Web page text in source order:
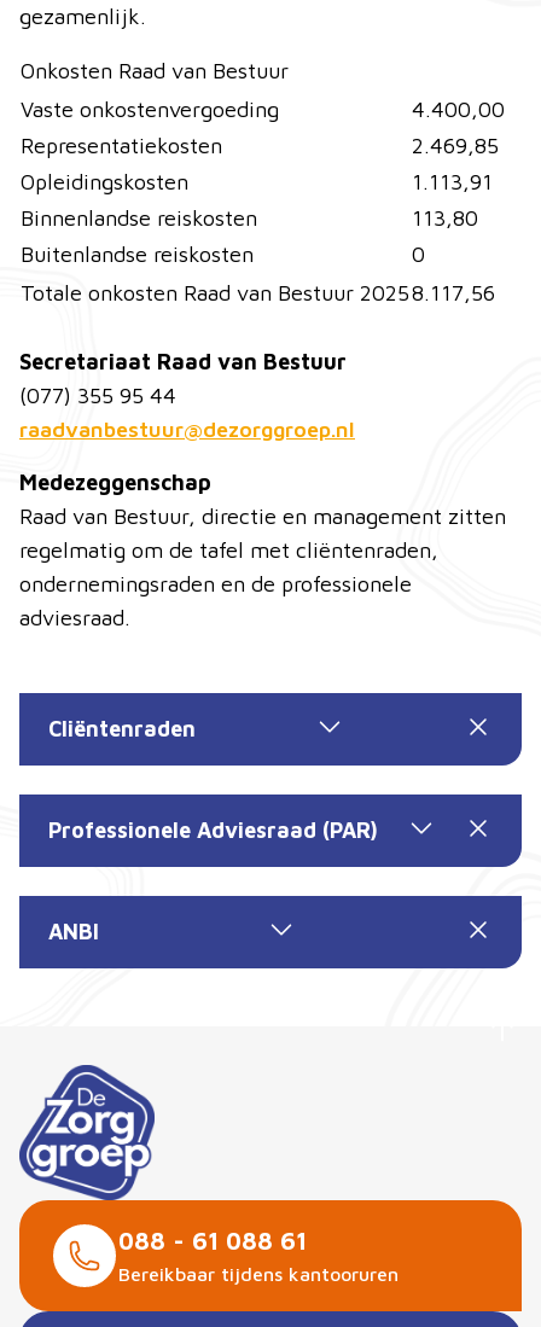
gezamenlijk.
Onkosten Raad van Bestuur
Vaste onkostenvergoeding
4.400,00
Representatiekosten
2.469,85
Opleidingskosten
1.113,91
Binnenlandse reiskosten
113,80
Buitenlandse reiskosten
0
Totale onkosten Raad van Bestuur 20258.117,56
Secretariaat Raad van Bestuur
(077) 355 95 44
raadvanbestuur@dezorggroep.nl
Medezeggenschap
Raad van Bestuur, directie en management zitten
regelmatig om de tafel met cliëntenraden,
ondernemingsraden en de professionele
adviesraad.
Cliëntenraden
Professionele Adviesraad (PAR)
ANBI
088 - 61 088 61
Bereikbaar tijdens kantooruren